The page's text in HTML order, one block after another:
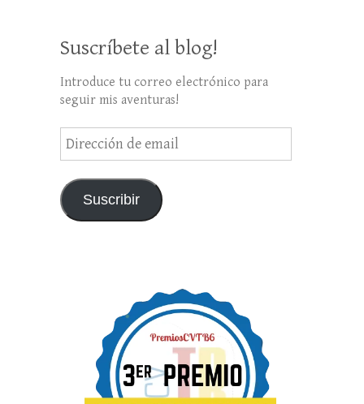
Suscríbete al blog!
Introduce tu correo electrónico para
seguir mis aventuras!
Dirección
de
Suscribir